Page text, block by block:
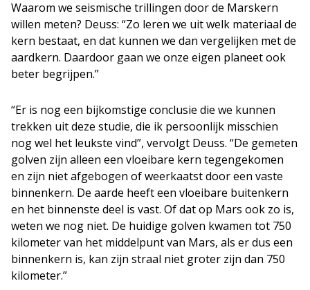
Waarom we seismische trillingen door de Marskern
willen meten? Deuss: “Zo leren we uit welk materiaal de
kern bestaat, en dat kunnen we dan vergelijken met de
aardkern. Daardoor gaan we onze eigen planeet ook
beter begrijpen.”
“Er is nog een bijkomstige conclusie die we kunnen
trekken uit deze studie, die ik persoonlijk misschien
nog wel het leukste vind”, vervolgt Deuss. “De gemeten
golven zijn alleen een vloeibare kern tegengekomen
en zijn niet afgebogen of weerkaatst door een vaste
binnenkern. De aarde heeft een vloeibare buitenkern
en het binnenste deel is vast. Of dat op Mars ook zo is,
weten we nog niet. De huidige golven kwamen tot 750
kilometer van het middelpunt van Mars, als er dus een
binnenkern is, kan zijn straal niet groter zijn dan 750
kilometer.”